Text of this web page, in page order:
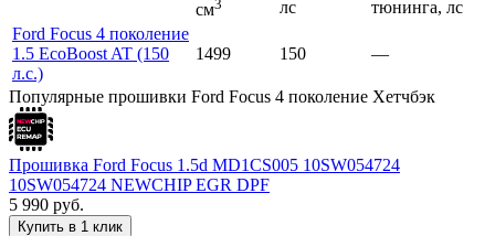
см3
лс
тюнинга, лс
Ford Focus 4 поколение
1.5 EcoBoost AT (150
л.с.)
1499 150 —
Популярные прошивки Ford Focus 4 поколение Хетчбэк
Прошивка Ford Focus 1.5d MD1CS005 10SW054724
10SW054724 NEWCHIP EGR DPF
5 990 руб.
Купить в 1 клик